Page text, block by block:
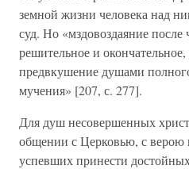
земной жизни человека над
суд. Но «мздовоздаяние после
решительное и окончательное,
предвкушение душами
мучения» [207, с. 277].
Для душ несовершенных
общении с Церковью, с верою
успевших принести